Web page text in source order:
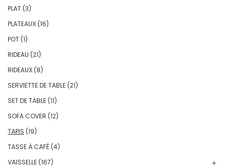
PLAT (3)
PLATEAUX (16)
POT (1)
RIDEAU (21)
RIDEAUX (8)
SERVIETTE DE TABLE (21)
SET DE TABLE (11)
SOFA COVER (12)
TAPIS (19)
TASSE À CAFÉ (4)
VAISSELLE (167)